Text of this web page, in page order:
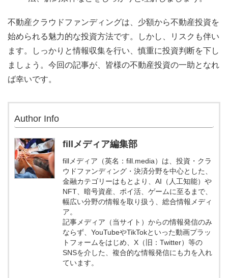
不動産クラウドファンディングは、少額から不動産投資を
始められる魅力的な投資方法です。しかし、リスクも伴い
ます。しっかりと情報収集を行い、慎重に投資判断を下し
ましょう。今回の記事が、皆様の不動産投資の一助となれ
ば幸いです。
Author Info
fillメディア編集部
fillメディア（英名：fill.media）は、投資・クラ
ウドファンディング・決済分野を中心とした、
金融カテゴリーはもとより、AI（人工知能）や
NFT、暗号資産、ポイ活、ゲームに至るまで、
幅広い分野の情報を取り扱う、総合情報メディ
ア。
記事メディア（当サイト）からの情報発信のみ
ならず、YouTubeやTikTokといった動画プラッ
トフォームをはじめ、X（旧：Twitter）等の
SNSを介した、複合的な情報発信にも力を入れ
ています。